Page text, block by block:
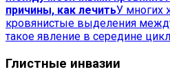
причины, как лечитьУ многих
кровянистые выделения
такое явление в середине
Глистные инвазии